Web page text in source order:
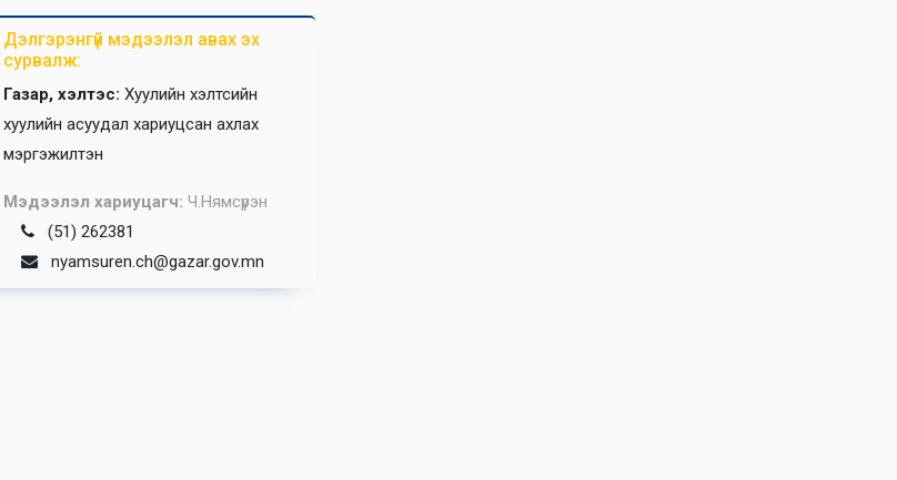
Дэлгэрэнгүй мэдээлэл авах эх
сурвалж:
Газар, хэлтэс:Хуулийн хэлтсийн
хуулийн асуудал хариуцсан ахлах
мэргэжилтэн
Мэдээлэл хариуцагч:Ч.Нямсүрэн
(51) 262381
nyamsuren.ch@gazar.gov.mn